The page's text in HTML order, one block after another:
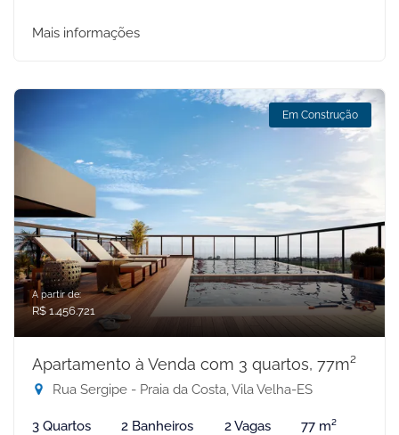
Mais informações
Em Construção
A partir de:
R$ 1.456.721
Apartamento à Venda com 3 quartos, 77m²
Rua Sergipe - Praia da Costa, Vila Velha-ES
3 Quartos 2 Banheiros 2 Vagas 77 m²